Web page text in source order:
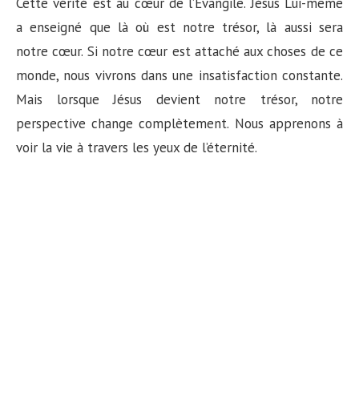
a enseigné que là où est notre trésor, là aussi sera
notre cœur. Si notre cœur est attaché aux choses de ce
monde, nous vivrons dans une insatisfaction constante.
Mais lorsque Jésus devient notre trésor, notre
perspective change complètement. Nous apprenons à
voir la vie à travers les yeux de l’éternité.